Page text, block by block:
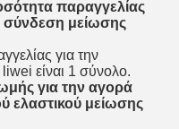
παραγγελίας
σύνδεση μείωσης
για την
είναι 1 σύνολο.
για την αγορά
ελαστικού μείωσης